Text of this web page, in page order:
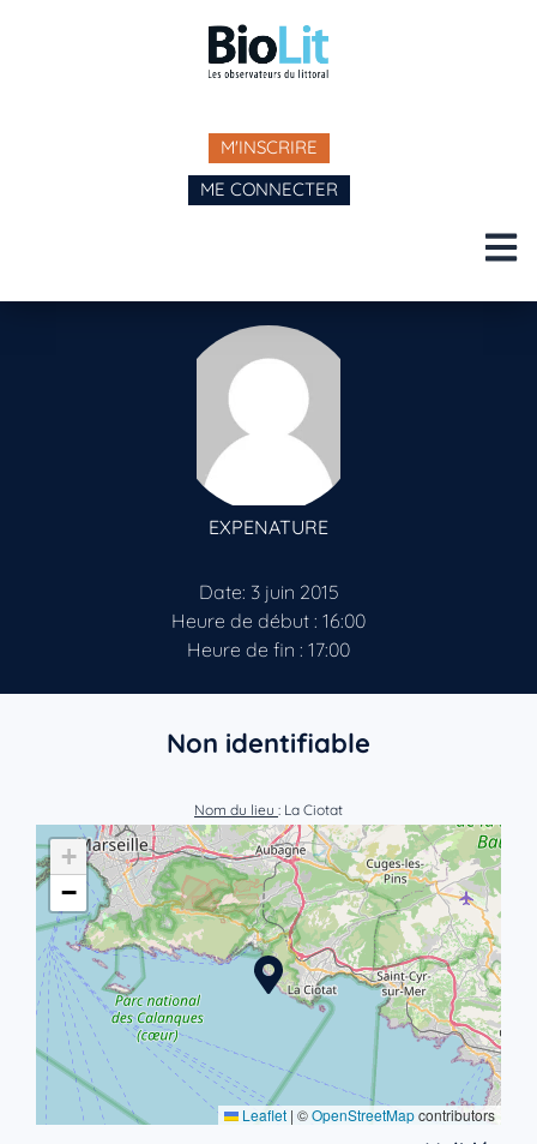
M'INSCRIRE
ME CONNECTER
EXPENATURE
Date: 3 juin 2015
Heure de début : 16:00
Heure de fin : 17:00
Non identifiable
Nom du lieu : La Ciotat
+
−
Leaflet | ©OpenStreetMapcontributors